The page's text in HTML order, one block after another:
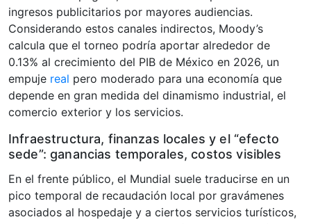
ingresos publicitarios por mayores audiencias.
Considerando estos canales indirectos, Moody’s
calcula que el torneo podría aportar alrededor de
0.13% al crecimiento del PIB de México en 2026, un
empuje real pero moderado para una economía que
depende en gran medida del dinamismo industrial, el
comercio exterior y los servicios.
Infraestructura, finanzas locales y el “efecto
sede”: ganancias temporales, costos visibles
En el frente público, el Mundial suele traducirse en un
pico temporal de recaudación local por gravámenes
asociados al hospedaje y a ciertos servicios turísticos,